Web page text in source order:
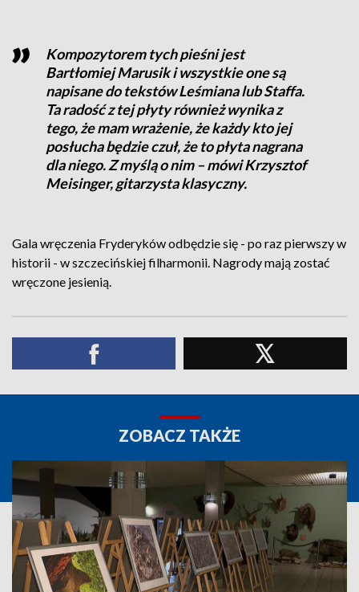
Kompozytorem tych pieśni jest
Bartłomiej Marusik i wszystkie one są
napisane do tekstów Leśmiana lub Staffa.
Ta radość z tej płyty również wynika z
tego, że mam wrażenie, że każdy kto jej
posłucha będzie czuł, że to płyta nagrana
dla niego. Z myślą o nim – mówi Krzysztof
Meisinger, gitarzysta klasyczny.
Gala wręczenia Fryderyków odbędzie się - po raz pierwszy w
historii - w szczecińskiej filharmonii. Nagrody mają zostać
wręczone jesienią.
ZOBACZ TAKŻE